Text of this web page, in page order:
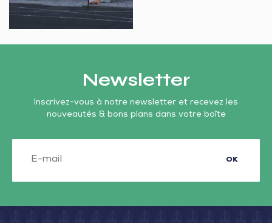
sur-
Mer
Vendée
Newsletter
Inscrivez-vous à notre newsletter et recevez les
nouveautés & bons plans dans votre boîte
OK